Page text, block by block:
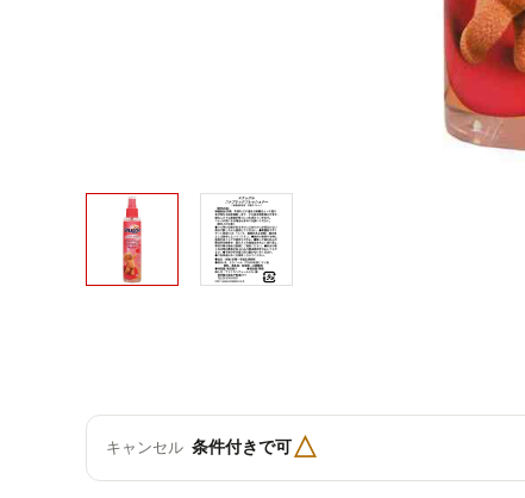
キャンセル 条件付きで可△